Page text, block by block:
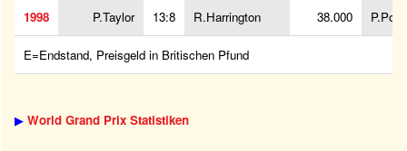
1998 P.Taylor 13:8 R.Harrington 38.000
E=Endstand, Preisgeld in Britischen Pfund
▶ World Grand Prix Statistiken